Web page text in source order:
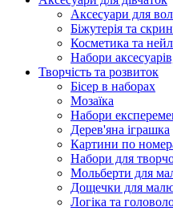
Аксесуари для
Біжутерія та
Косметика та
Набори
Творчість та розвиток
Бісер в наборах
Мозаїка
Набори
Дерев'яна іграшка
Картини по
Набори для
Мольберти для
Дощечки для
Логіка та